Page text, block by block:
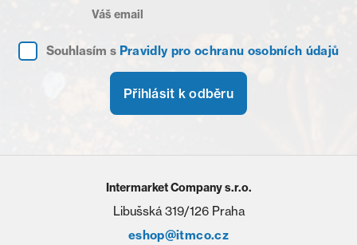
Souhlasím s Pravidly pro ochranu osobních údajů
Přihlásit k odběru
Intermarket Company s.r.o.
Libušská 319/126 Praha
eshop@itmco.cz